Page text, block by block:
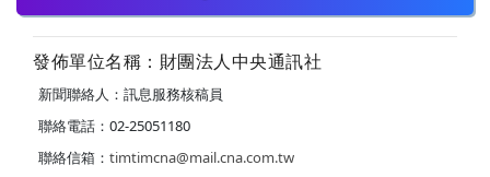
發佈單位名稱：財團法人中央通訊社
新聞聯絡人：訊息服務核稿員
聯絡電話：02-25051180
聯絡信箱： timtimcna@mail.cna.com.tw